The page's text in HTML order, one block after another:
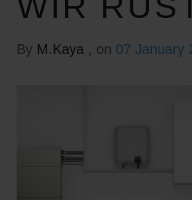
By M.Kaya , on 07 January